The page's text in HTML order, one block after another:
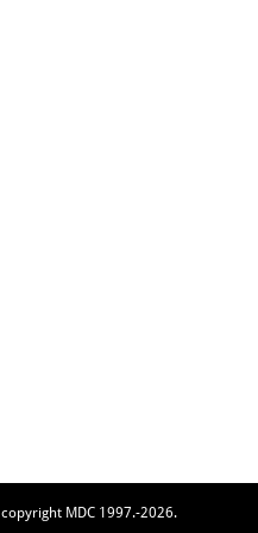
copyright MDC 1997.-2026.